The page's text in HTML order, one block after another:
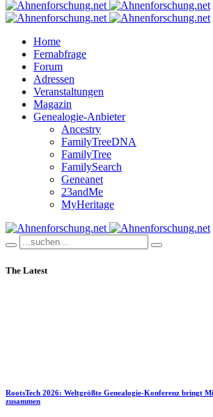
Home
Fernabfrage
Forum
Adressen
Veranstaltungen
Magazin
Genealogie-Anbieter
Ancestry
FamilyTreeDNA
FamilyTree
FamilySearch
Geneanet
23andMe
MyHeritage
The Latest
RootsTech 2026: Weltgrößte Genealogie-Konferenz bringt
zusammen